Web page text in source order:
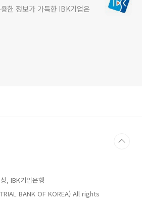
한 정보가 가득한 IBK기업은
, IBK기업은행
BANK OF KOREA) All rights